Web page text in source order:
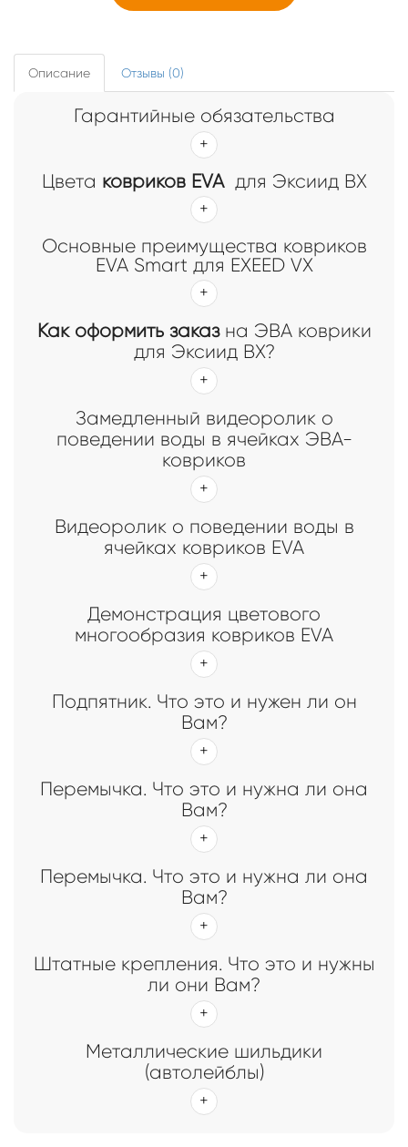
Описание Отзывы (0)
Гарантийные обязательства
Цвета ковриков EVAдля Эксиид ВX
Основные преимущества ковриков
EVA Smart для EXEED VX
Как оформить заказна ЭВА коврики
для Эксиид ВX?
Замедленный видеоролик о
поведении воды в ячейках ЭВА-
ковриков
Видеоролик о поведении воды в
ячейках ковриков EVA
Демонстрация цветового
многообразия ковриков EVA
Подпятник. Что это и нужен ли он
Вам?
Перемычка. Что это и нужна ли она
Вам?
Перемычка. Что это и нужна ли она
Вам?
Штатные крепления. Что это и нужны
ли они Вам?
Металлические шильдики
(автолейблы)